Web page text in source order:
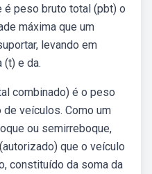
é peso bruto total (pbt) o
máxima que um
levando em
(t) e da.
combinado) é o peso
veículos. Como um
ou semirreboque,
que o veículo
constituído da soma da